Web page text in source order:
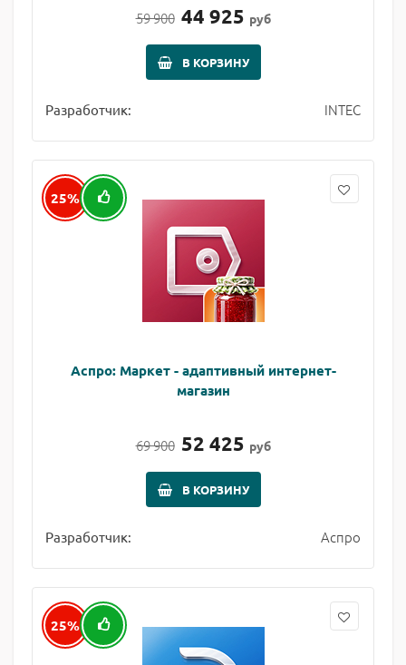
59 900 44 925 руб
В КОРЗИНУ
Разработчик: INTEC
25%
Аспро: Маркет - адаптивный интернет-
магазин
69 900 52 425 руб
В КОРЗИНУ
Разработчик: Аспро
25%